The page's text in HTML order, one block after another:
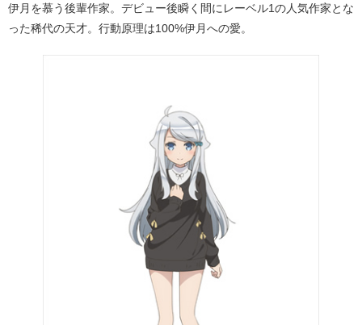
伊月を慕う後輩作家。デビュー後瞬く間にレーベル1の人気作家とな
った稀代の天才。行動原理は100%伊月への愛。